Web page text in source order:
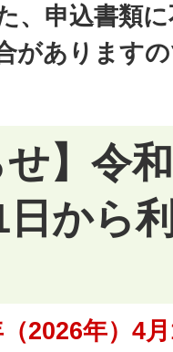
、申込書類
があります
せ】令
から
2026年）4